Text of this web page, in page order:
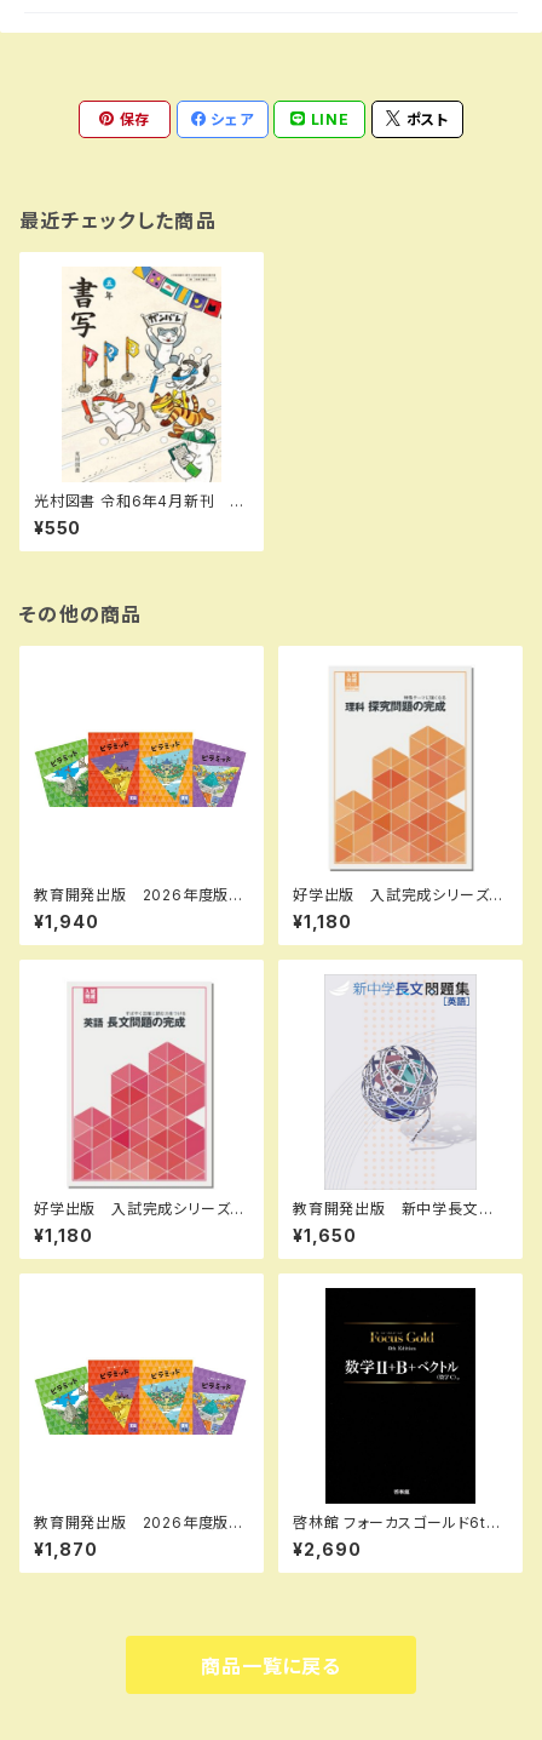
保存 シェア LINE ポスト
最近チェックした商品
光村図書 令和6年4月新刊 小
学教科書 書写 五年 ［教
番：書写508］ 新品 ISBN：9
784813803980 SKU：003
¥550
その他の商品
教育開発出版 2026年度版
ピラミッド 社会 小5，6 各
学年（選択ください） 問題集本
体と別冊解答つき 新品完全セ
¥1,940
好学出版 入試完成シリーズ
理科 探求問題の完成 2026
年度版 新品完全セット ISB
N：B0D3B7KHSZ ISBN-1
3908967
¥1,180
好学出版 入試完成シリーズ
英語 長文問題の完成 2026
年度版 新品完全セット ISB
N：B0D3B8X1KS ISBN-10：
¥1,180
教育開発出版 新中学長文問
題集 2026年度版 新品
¥1,650
教育開発出版 2026年度版
ピラミッド 国語 小1～6 各
学年（選択ください） 問題集本
体と別冊解答つき 新品完全セ
¥1,870
啓林館 フォーカスゴールド6th
Edition 数学Ⅱ+B+C（ベクト
ル） 新品 問題集本体と別冊
解答つき ISBN：978440226
¥2,690
商品一覧に戻る